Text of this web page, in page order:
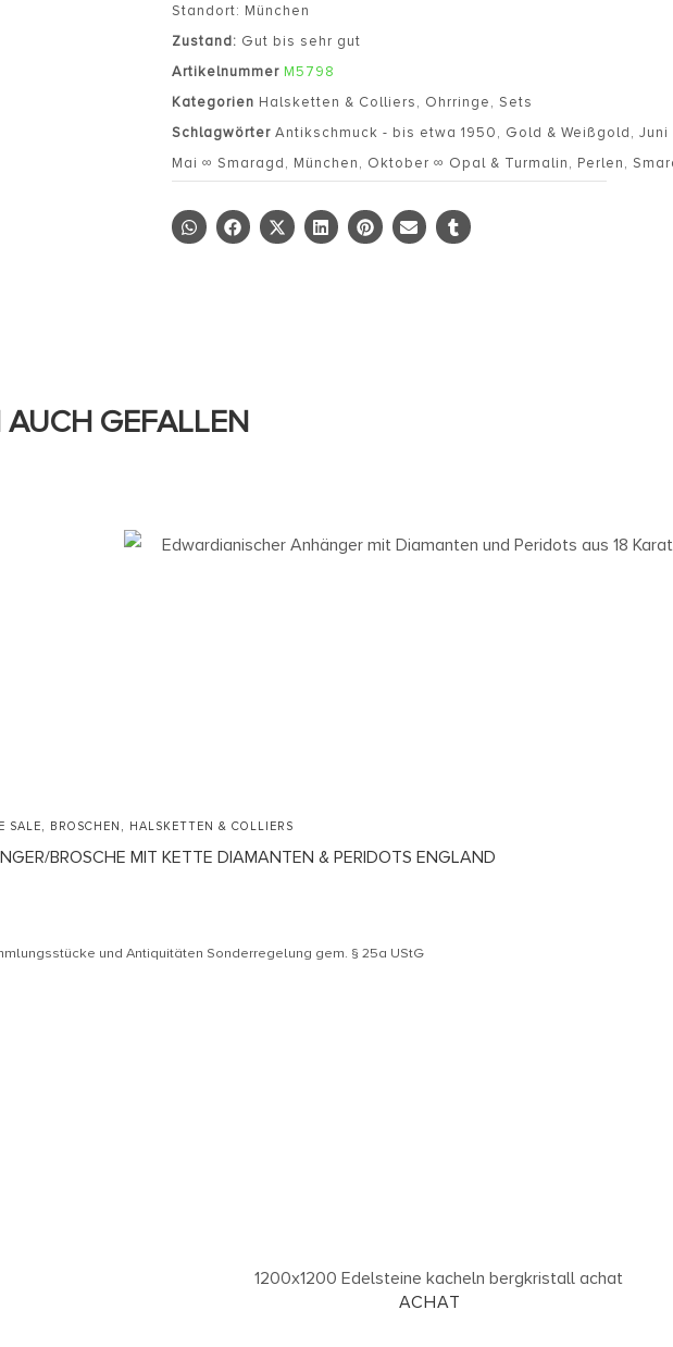
Standort: München
Zustand: Gut bis sehr gut
Artikelnummer M5798
Kategorien Halsketten & Colliers, Ohrringe,Sets
Schlagwörter Antikschmuck - bis etwa 1950, Gold & Weißgold,Juni
Mai ∞ Smaragd, München, Oktober ∞ Opal & Turmalin, Perlen,
GEFALLEN
SALE, BROSCHEN , HALSKETTEN & COLLIERS
BROSCHE MIT KETTE DIAMANTEN & PERIDOTS ENGLAND
und Antiquitäten Sonderregelung gem. § 25a UStG
ACHAT